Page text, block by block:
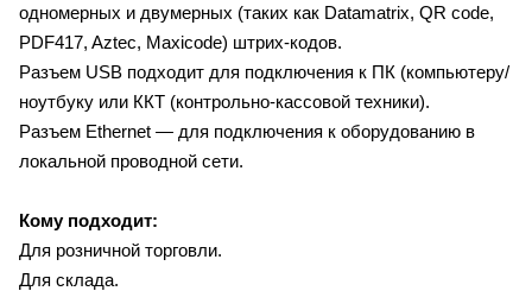
одномерных и двумерных (таких как Datamatrix, QR code,
PDF417, Aztec, Maxicode) штрих-кодов.
Разъем USB подходит для подключения к ПК (компьютеру/
ноутбуку или ККТ (контрольно-кассовой техники).
Разъем Ethernet — для подключения к оборудованию в
локальной проводной сети.
Кому подходит:
Для розничной торговли.
Для склада.